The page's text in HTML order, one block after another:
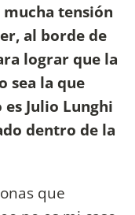
tensión
al borde de
lograr que la
sea la que
Julio Lunghi
dentro de la
que